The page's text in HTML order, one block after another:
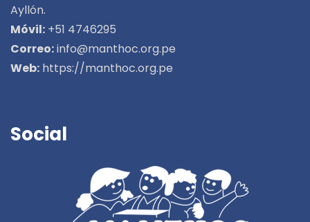
Ayllón.
Móvil: +51 4746295
Correo:info@manthoc.org.pe
Web: https://manthoc.org.pe
Social